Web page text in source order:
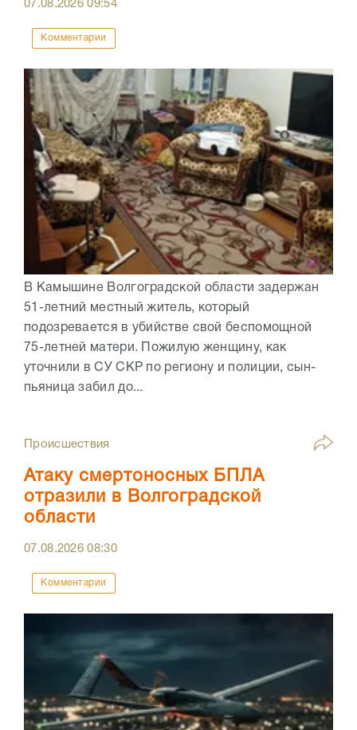
07.08.202609:54
Комментарии
В Камышине Волгоградской области задержан
51-летний местный житель, который
подозревается в убийстве свой беспомощной
75-летней матери. Пожилую женщину, как
уточнили в СУ СКР по региону и полиции, сын-
пьяница забил до...
Происшествия
Атаку смертоносных БПЛА
отразили в Волгоградской
области
07.08.202608:30
Комментарии